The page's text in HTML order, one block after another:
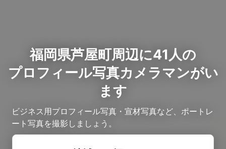
福岡県芦屋町周辺に41人の
プロフィール写真カメラマンがい
ます
ビジネス用プロフィール写真・宣材写真など、ポートレ
ート写真を撮影しましょう。